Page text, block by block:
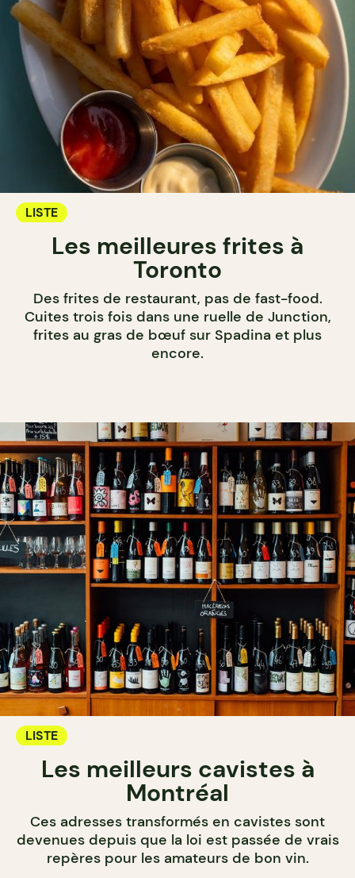
LISTE
Les meilleures frites à
Toronto
Des frites de restaurant, pas de fast-food.
Cuites trois fois dans une ruelle de Junction,
frites au gras de bœuf sur Spadina et plus
encore.
LISTE
Les meilleurs cavistes à
Montréal
Ces adresses transformés en cavistes sont
devenues depuis que la loi est passée de vrais
repères pour les amateurs de bon vin.